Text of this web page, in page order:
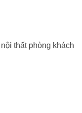
thất phòng khách